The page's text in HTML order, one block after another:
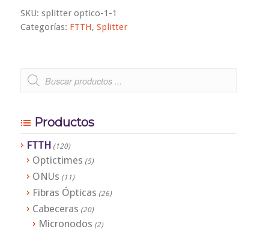
SKU: splitter optico-1-1
Categorías: FTTH, Splitter
Productos
FTTH (120)
Optictimes (5)
ONUs (11)
Fibras Ópticas (26)
Cabeceras (20)
Micronodos (2)